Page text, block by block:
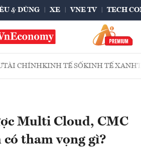
& DÙNG XE VNE TV TECH
TÀI CHÍNHKINH TẾ SỐKINH TẾ XANH
Multi Cloud, CMC
có tham vọng gì?